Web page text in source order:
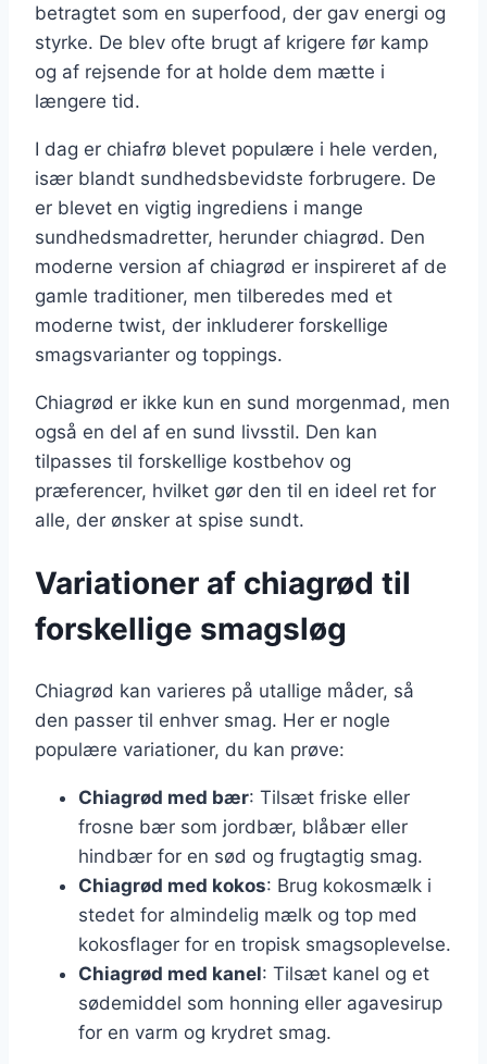
betragtet som en superfood, der gav energi og
styrke. De blev ofte brugt af krigere før kamp
og af rejsende for at holde dem mætte i
længere tid.
I dag er chiafrø blevet populære i hele verden,
især blandt sundhedsbevidste forbrugere. De
er blevet en vigtig ingrediens i mange
sundhedsmadretter, herunder chiagrød. Den
moderne version af chiagrød er inspireret af de
gamle traditioner, men tilberedes med et
moderne twist, der inkluderer forskellige
smagsvarianter og toppings.
Chiagrød er ikke kun en sund morgenmad, men
også en del af en sund livsstil. Den kan
tilpasses til forskellige kostbehov og
præferencer, hvilket gør den til en ideel ret for
alle, der ønsker at spise sundt.
Variationer af chiagrød til
forskellige smagsløg
Chiagrød kan varieres på utallige måder, så
den passer til enhver smag. Her er nogle
populære variationer, du kan prøve:
Chiagrød med bær: Tilsæt friske eller
frosne bær som jordbær, blåbær eller
hindbær for en sød og frugtagtig smag.
Chiagrød med kokos: Brug kokosmælk i
stedet for almindelig mælk og top med
kokosflager for en tropisk smagsoplevelse.
Chiagrød med kanel: Tilsæt kanel og et
sødemiddel som honning eller agavesirup
for en varm og krydret smag.